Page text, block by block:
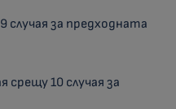
случая за предходната
срещу 10 случая за